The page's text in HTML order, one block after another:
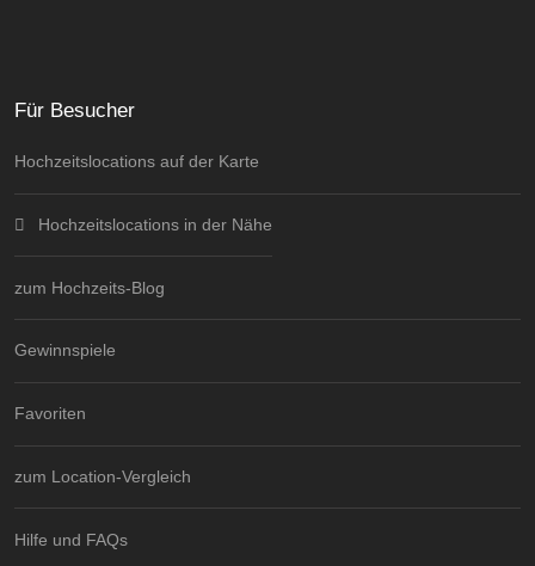
Für Besucher
Hochzeitslocations auf der Karte
Hochzeitslocations in der Nähe
zum Hochzeits-Blog
Gewinnspiele
Favoriten
zum Location-Vergleich
Hilfe und FAQs